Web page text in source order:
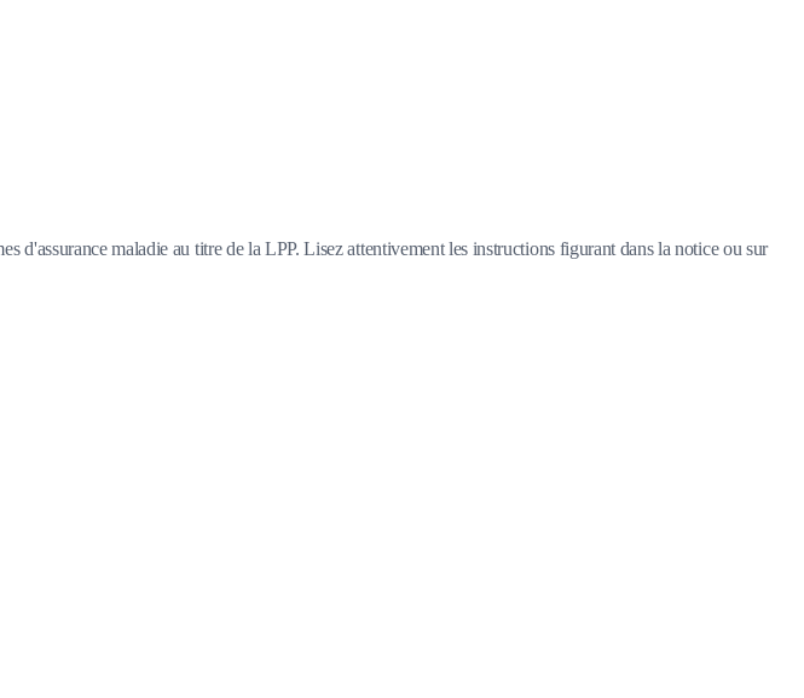
d'assurance maladie au titre de la LPP. Lisez attentivement les instructions figurant dans la notice ou sur